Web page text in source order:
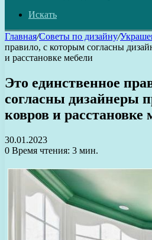
Искать
Главная/Советы по дизайну/
правило, с которым согласны
и расстановке мебели
Это единственное
согласны дизайнеры
ковров и расстановке
30.01.2023
0 Время чтения: 3 мин.